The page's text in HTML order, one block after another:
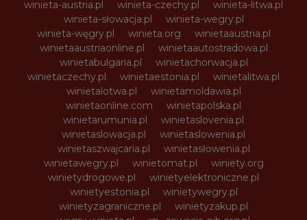
winieta-austria.pl
winieta-czechy.pl
winieta-litwa.pl
winieta-słowacja.pl
winieta-wegry.pl
winieta-węgry.pl
winieta.org
winietaaustria.pl
winietaaustriaonline.pl
winietaautostradowa.pl
winietabulgaria.pl
winietachorwacja.pl
winietaczechy.pl
winietaestonia.pl
winietalitwa.pl
winietalotwa.pl
winietamoldawia.pl
winietaonline.com
winietapolska.pl
winietarumunia.pl
winietaslovenia.pl
winietaslowacja.pl
winietaslowenia.pl
winietaszwajcaria.pl
winietasłowenia.pl
winietawegry.pl
winietomat.pl
winiety.org
winietydrogowe.pl
winietyelektroniczne.pl
winietyestonia.pl
winietywegry.pl
winietyzagraniczne.pl
winietyzakup.pl